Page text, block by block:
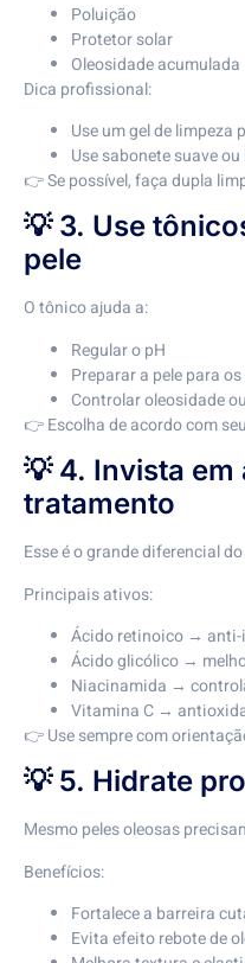
Poluição
Protetor solar
Oleosidade acumulada
Dica profissional:
Use um gel de limpeza
Use sabonete suave
👉 Se possível, faça dupla
💡 3. Use
pele
O tônico ajuda a:
Regular o pH
Preparar a pele para
Controlar oleosidade
👉 Escolha de acordo com
💡 4. Invista em
tratamento
Esse é o grande diferencial
Principais ativos:
Ácido retinoico → anti-
Ácido glicólico →
Niacinamida →
Vitamina C →
👉 Use sempre com
💡 5. Hidrate
Mesmo peles oleosas
Benefícios:
Fortalece a barreira
Evita efeito rebote de